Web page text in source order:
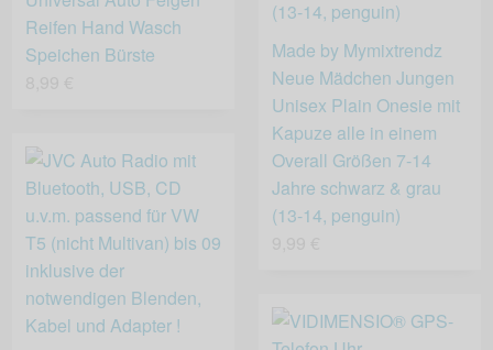
Reifen Hand Wasch
Speichen Bürste
Made by Mymixtrendz
Neue Mädchen Jungen
Unisex Plain Onesie mit
Kapuze alle in einem
Overall Größen 7-14
Jahre schwarz & grau
(13-14, penguin)